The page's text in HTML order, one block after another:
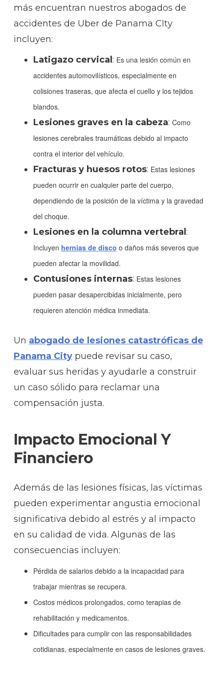
más encuentran nuestros abogados de
accidentes de Uber de Panama CIty
incluyen:
Latigazo cervical : Es una lesión común en
accidentes automovilísticos, especialmente en
colisiones traseras, que afecta el cuello y los tejidos
blandos.
Lesiones graves en la cabeza: Como
lesiones cerebrales traumáticas debido al impacto
contra el interior del vehículo.
Fracturas y huesos rotos: Estas lesiones
pueden ocurrir en cualquier parte del cuerpo,
dependiendo de la posición de la víctima y la gravedad
del choque.
Lesiones en la columna vertebral :
Incluyen hernias de disco o daños más severos que
pueden afectar la movilidad.
Contusiones internas: Estas lesiones
pueden pasar desapercibidas inicialmente, pero
requieren atención médica inmediata.
Un abogado de lesiones catastróficas de
Panama Citypuede revisar su caso,
evaluar sus heridas y ayudarle a construir
un caso sólido para reclamar una
compensación justa.
Impacto Emocional Y
Financiero
Además de las lesiones físicas, las víctimas
pueden experimentar angustia emocional
significativa debido al estrés y al impacto
en su calidad de vida. Algunas de las
consecuencias incluyen:
Pérdida de salarios debido a la incapacidad para
trabajar mientras se recupera.
Costos médicos prolongados, como terapias de
rehabilitación y medicamentos.
Dificultades para cumplir con las responsabilidades
cotidianas, especialmente en casos de lesiones graves.